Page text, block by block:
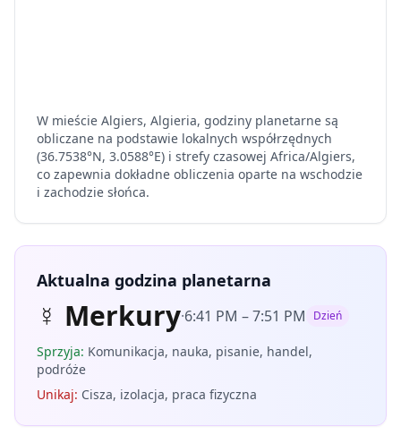
W mieście Algiers, Algieria, godziny planetarne są
obliczane na podstawie lokalnych współrzędnych
(36.7538°N, 3.0588°E) i strefy czasowej Africa/Algiers,
co zapewnia dokładne obliczenia oparte na wschodzie
i zachodzie słońca.
Aktualna godzina planetarna
☿ Merkury·6:41 PM –7:51 PM Dzień
Sprzyja: Komunikacja, nauka, pisanie, handel,
podróże
Unikaj: Cisza, izolacja, praca fizyczna